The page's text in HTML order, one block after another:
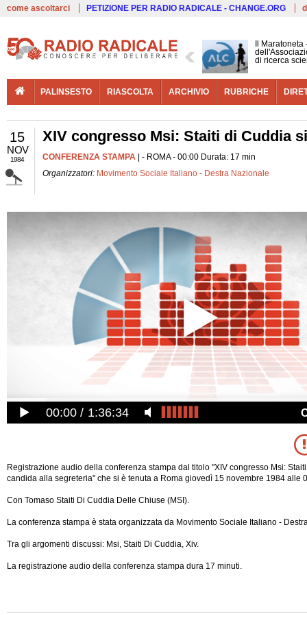
come ascoltarci PETIZIONE PER RADIO RADICALE - CHANGE.ORG
Il
di ricerca
PALINSESTO RIASCOLTA ARCHIVIO RUBRICHE
15
NOV
1984
XIV congresso Msi: Staiti di Cuddia
CONFERENZA STAMPA | - ROMA - 00:00 Durata: 17 min
Organizzatori: Movimento Sociale Italiano - Destra Nazionale
00:00 1:36:34
Registrazione audio della conferenza stampa dal titolo "XIV congresso Msi:
candida alla segreteria" che si è tenuta a Roma giovedì 15 novembre 1984 alle
Con Tomaso Staiti Di Cuddia Delle Chiuse (MSI).
La conferenza stampa è stata organizzata da Movimento Sociale Italiano -
Tra gli argomenti discussi: Msi, Staiti Di Cuddia, Xiv.
La registrazione audio della conferenza stampa dura 17 minuti.